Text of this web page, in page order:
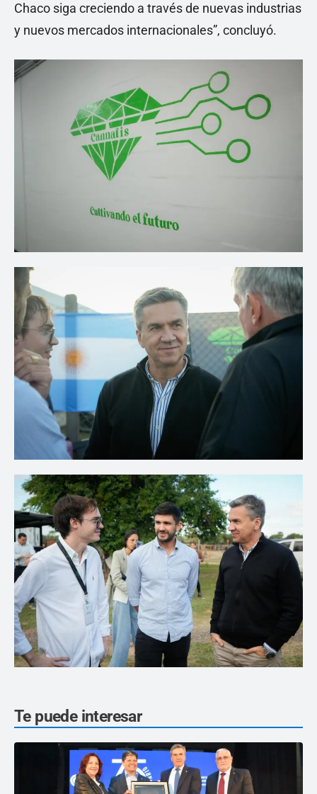
Chaco siga creciendo a través de nuevas industrias
y nuevos mercados internacionales”, concluyó.
Te puede interesar